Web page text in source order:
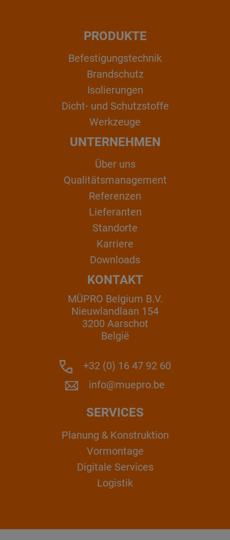
PRODUKTE
Befestigungstechnik
Brandschutz
Isolierungen
Dicht- und Schutzstoffe
Werkzeuge
UNTERNEHMEN
Über uns
Qualitätsmanagement
Referenzen
Lieferanten
Standorte
Karriere
Downloads
KONTAKT
MÜPRO Belgium B.V.
Nieuwlandlaan 154
3200 Aarschot
België
+32 (0) 16 47 92 60
info@muepro.be
SERVICES
Planung & Konstruktion
Vormontage
Digitale Services
Logistik